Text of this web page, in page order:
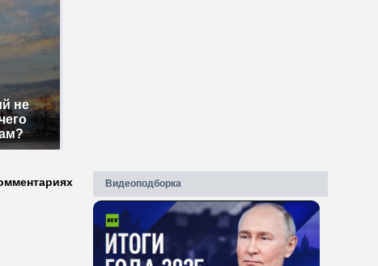
не
Видеоподборка